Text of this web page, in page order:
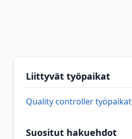
Liittyvät työpaikat
Quality controller työpaikat
Suositut hakuehdot